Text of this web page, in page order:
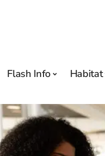
Flash Info Habitat